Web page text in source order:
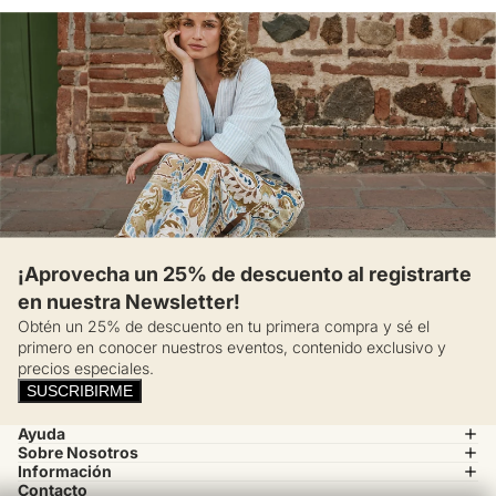
¡Aprovecha un 25% de descuento al registrarte
en nuestra Newsletter!
Obtén un 25% de descuento en tu primera compra y sé el
primero en conocer nuestros eventos, contenido exclusivo y
precios especiales.
SUSCRIBIRME
Ayuda
Sobre Nosotros
Información
Contacto